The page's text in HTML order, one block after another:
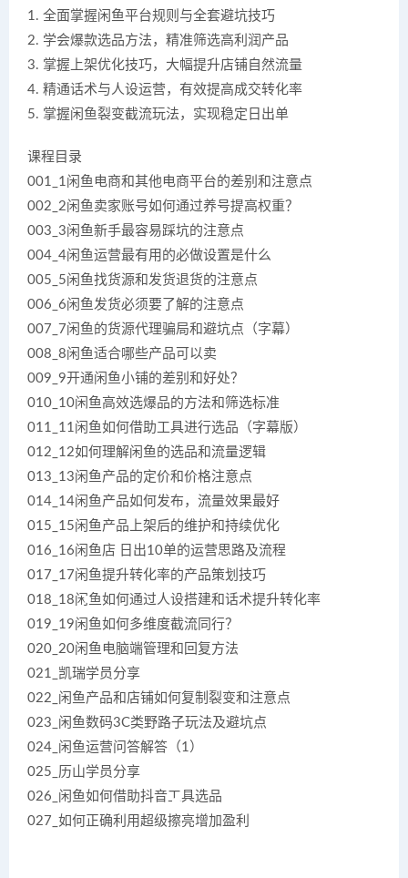
1. 全面掌握闲鱼平台规则与全套避坑技巧
2. 学会爆款选品方法，精准筛选高利润产品
3. 掌握上架优化技巧，大幅提升店铺自然流量
4. 精通话术与人设运营，有效提高成交转化率
5. 掌握闲鱼裂变截流玩法，实现稳定日出单
课程目录
001_1闲鱼电商和其他电商平台的差别和注意点
002_2闲鱼卖家账号如何通过养号提高权重？
003_3闲鱼新手最容易踩坑的注意点
004_4闲鱼运营最有用的必做设置是什么
005_5闲鱼找货源和发货退货的注意点
006_6闲鱼发货必须要了解的注意点
007_7闲鱼的货源代理骗局和避坑点（字幕）
008_8闲鱼适合哪些产品可以卖
009_9开通闲鱼小铺的差别和好处？
010_10闲鱼高效选爆品的方法和筛选标准
011_11闲鱼如何借助工具进行选品（字幕版）
012_12如何理解闲鱼的选品和流量逻辑
013_13闲鱼产品的定价和价格注意点
014_14闲鱼产品如何发布，流量效果最好
015_15闲鱼产品上架后的维护和持续优化
016_16闲鱼店 日出10单的运营思路及流程
017_17闲鱼提升转化率的产品策划技巧
018_18闲鱼如何通过人设搭建和话术提升转化率
019_19闲鱼如何多维度截流同行？
020_20闲鱼电脑端管理和回复方法
021_凯瑞学员分享
022_闲鱼产品和店铺如何复制裂变和注意点
023_闲鱼数码3C类野路子玩法及避坑点
024_闲鱼运营问答解答（1）
025_历山学员分享
026_闲鱼如何借助抖音工具选品
027_如何正确利用超级擦亮增加盈利